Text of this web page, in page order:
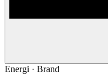
Energi · Brand